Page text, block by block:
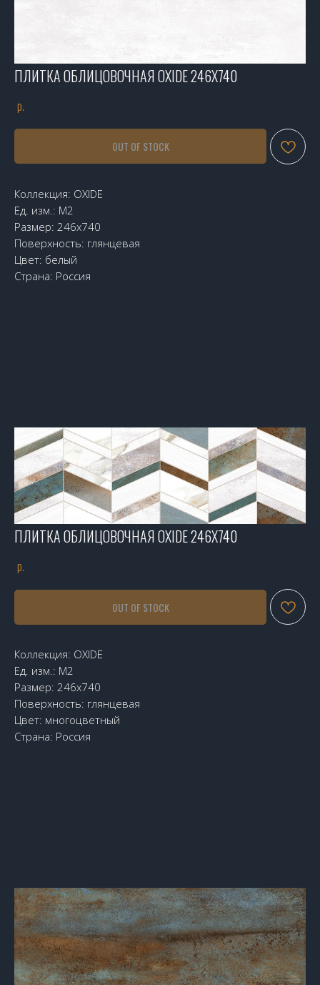
ПЛИТКА ОБЛИЦОВОЧНАЯ OXIDE 246X740
р.
OUT OF STOCK
Коллекция: OXIDE
Ед. изм.: М2
Размер: 246х740
Поверхность: глянцевая
Цвет: белый
Страна: Россия
ПЛИТКА ОБЛИЦОВОЧНАЯ OXIDE 246X740
р.
OUT OF STOCK
Коллекция: OXIDE
Ед. изм.: М2
Размер: 246х740
Поверхность: глянцевая
Цвет: многоцветный
Страна: Россия